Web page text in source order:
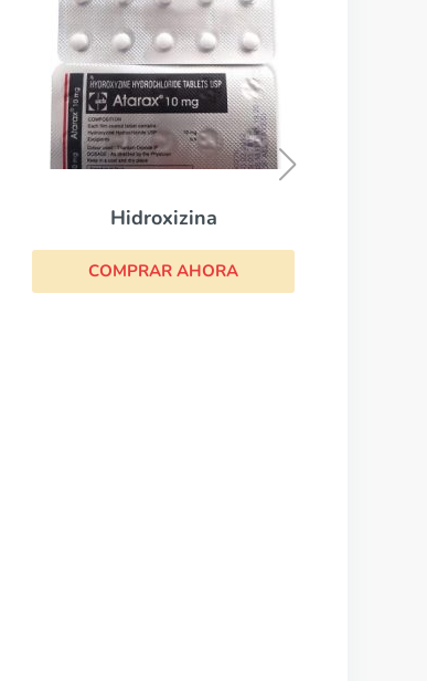
Prednisolona
COMPRAR AHORA